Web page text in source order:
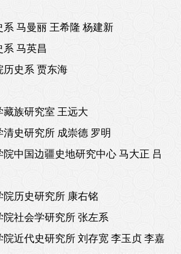
系 马曼丽 王希隆 杨建新
马英昌
历史系 贾东海
藏族研究室 王远大
清史研究所 成崇德 罗明
院中国边疆史地研究中心 马大正 吕
院历史研究所 康右铭
院社会学研究所 张左系
院近代史研究所 刘存宽 李玉贞 李嘉